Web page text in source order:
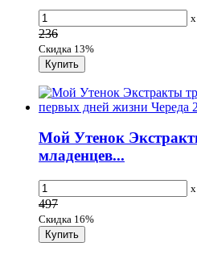
x
236
Скидка 13%
Мой Утенок
младенцев...
x
497
Скидка 16%